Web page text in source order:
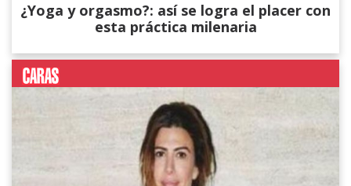
¿Yoga y orgasmo?: así se logra el placer con
esta práctica milenaria